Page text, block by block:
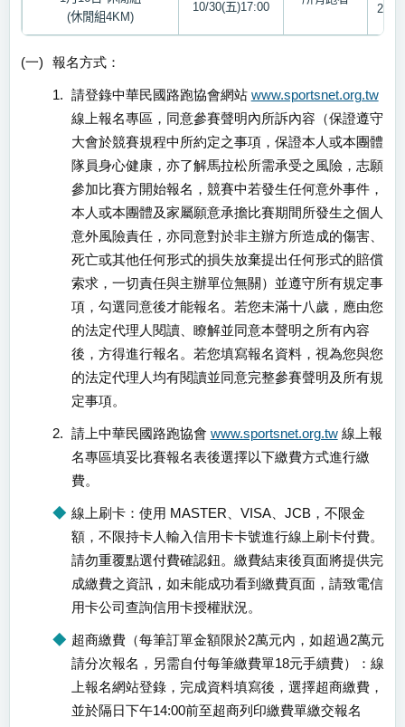
(休閒組4KM)
10/30(五)17:00
2
(一) 報名方式：
1. 請登錄中華民國路跑協會網站 www.sportsnet.org.tw
線上報名專區，同意參賽聲明內所訴內容（保證遵守
大會於競賽規程中所約定之事項，保證本人或本團體
隊員身心健康，亦了解馬拉松所需承受之風險，志願
參加比賽方開始報名，競賽中若發生任何意外事件，
本人或本團體及家屬願意承擔比賽期間所發生之個人
意外風險責任，亦同意對於非主辦方所造成的傷害、
死亡或其他任何形式的損失放棄提出任何形式的賠償
索求，一切責任與主辦單位無關）並遵守所有規定事
項，勾選同意後才能報名。若您未滿十八歲，應由您
的法定代理人閱讀、瞭解並同意本聲明之所有內容
後，方得進行報名。若您填寫報名資料，視為您與您
的法定代理人均有閱讀並同意完整參賽聲明及所有規
定事項。
2. 請上中華民國路跑協會 www.sportsnet.org.tw線上報
名專區填妥比賽報名表後選擇以下繳費方式進行繳
費。
◆ 線上刷卡：使用 MASTER、VISA、JCB，不限金
額，不限持卡人輸入信用卡卡號進行線上刷卡付費。
請勿重覆點選付費確認鈕。繳費結束後頁面將提供完
成繳費之資訊，如未能成功看到繳費頁面，請致電信
用卡公司查詢信用卡授權狀況。
◆ 超商繳費（每筆訂單金額限於2萬元內，如超過2萬元
請分次報名，另需自付每筆繳費單18元手續費）：線
上報名網站登錄，完成資料填寫後，選擇超商繳費，
並於隔日下午14:00前至超商列印繳費單繳交報名